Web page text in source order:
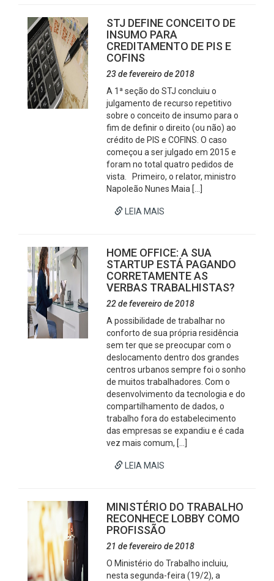
STJ DEFINE CONCEITO DE
INSUMO PARA
CREDITAMENTO DE PIS E
COFINS
23 de fevereiro de 2018
A 1ª seção do STJ concluiu o
julgamento de recurso repetitivo
sobre o conceito de insumo para o
fim de definir o direito (ou não) ao
crédito de PIS e COFINS. O caso
começou a ser julgado em 2015 e
foram no total quatro pedidos de
vista. Primeiro, o relator, ministro
Napoleão Nunes Maia […]
LEIA MAIS
HOME OFFICE: A SUA
STARTUP ESTÁ PAGANDO
CORRETAMENTE AS
VERBAS TRABALHISTAS?
22 de fevereiro de 2018
A possibilidade de trabalhar no
conforto de sua própria residência
sem ter que se preocupar com o
deslocamento dentro dos grandes
centros urbanos sempre foi o sonho
de muitos trabalhadores. Com o
desenvolvimento da tecnologia e do
compartilhamento de dados, o
trabalho fora do estabelecimento
das empresas se expandiu e é cada
vez mais comum, […]
LEIA MAIS
MINISTÉRIO DO TRABALHO
RECONHECE LOBBY COMO
PROFISSÃO
21 de fevereiro de 2018
O Ministério do Trabalho incluiu,
nesta segunda-feira (19/2), a